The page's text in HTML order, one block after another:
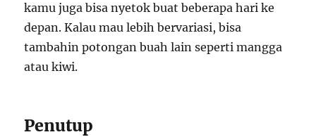
kamu juga bisa nyetok buat beberapa hari ke
depan. Kalau mau lebih bervariasi, bisa
tambahin potongan buah lain seperti mangga
atau kiwi.
Penutup